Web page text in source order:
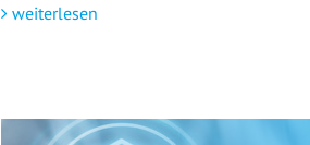
weiterlesen